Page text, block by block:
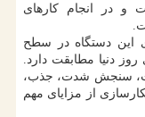
مختلف است و در انجام کارهای
این دستگاه در سطح
روز دنیا مطابقت دارد.
سنجش شدت، جذب،
از مزایای مهم